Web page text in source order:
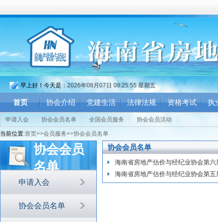
早上好！今天是： 2026年08月07日 08:25:55 星期五
首页 协会介绍 党建生活 法律法规 资格考试 执
申请入会 协会会员名单 全国会员服务 协会会员活动
当前位置:首页>>会员服务>>协会会员名单
协会会员
名单
申请入会
协会会员名单
协会会员名单
海南省房地产估价与经纪业协会第
海南省房地产估价与经纪业协会第